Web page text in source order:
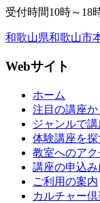
受付時間10時～18
和歌山県和歌山市
Webサイト
ホーム
注目の講座か
ジャンルで
体験講座を探
教室へのアク
講座の申込み
ご利用の案内
カルチャー